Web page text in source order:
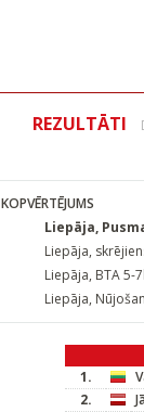
REZULTĀTI
KOPVĒRTĒJUMS
Liepāja,
Liepāja,
Liepāja, BTA 5-
Liepāja,
1.
2.